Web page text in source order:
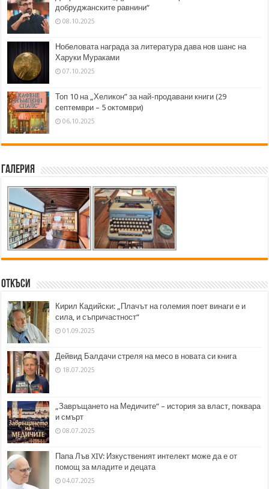
добруджанските равнини“
08.10.2025
Нобеловата награда за литература дава нов шанс на
Харуки Мураками
07.10.2025
Топ 10 на „Хеликон” за най-продавани книги (29
септември – 5 октомври)
06.10.2025
Галерия
Откъси
Кирил Кадийски: „Плачът на големия поет винаги е и
сила, и съпричастност“
01.09.2025
Дейвид Балдачи стреля на месо в новата си книга
18.07.2025
„Завръщането на Медичите“ – история за власт, поквара
и смърт
08.07.2025
Папа Лъв XIV: Изкуственият интелект може да е от
помощ за младите и децата
04.07.2025